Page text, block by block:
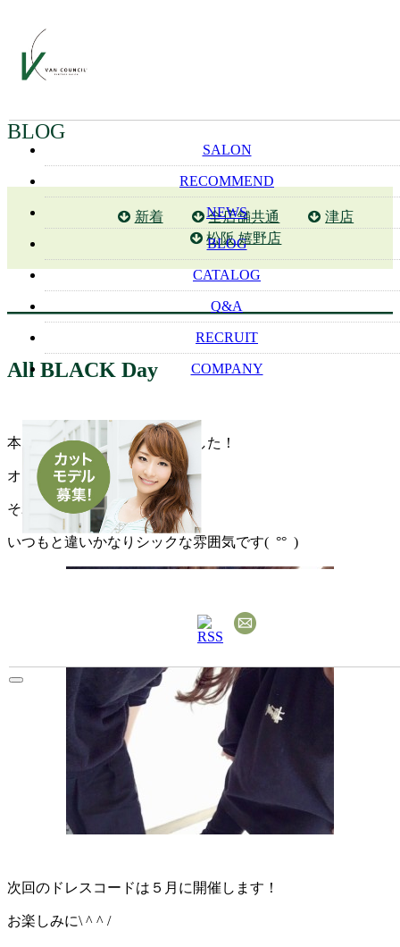
BLOG
新着 全店舗共通
津店
松阪 嬉野店
All BLACK Day
本日は、全身真っ黒の１日でした！
オールブラックと言っても
それぞれが個性のある感じで
いつもと違いかなりシックな雰囲気です( °° )
次回のドレスコードは５月に開催します！
お楽しみに\ ^ ^ /
SALON
RECOMMEND
NEWS
BLOG
CATALOG
Q&A
RECRUIT
COMPANY